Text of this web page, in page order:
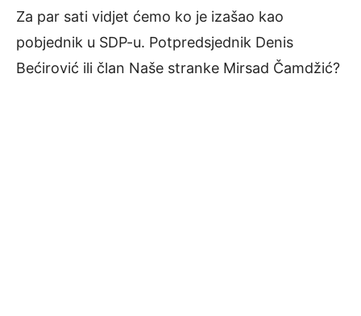
Za par sati vidjet ćemo ko je izašao kao
pobjednik u SDP-u. Potpredsjednik Denis
Bećirović ili član Naše stranke Mirsad Čamdžić?